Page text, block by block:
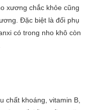
xương chắc khỏe cũng
Đặc biệt là đối phụ
có trong nho khô còn
chất khoáng, vitamin B,